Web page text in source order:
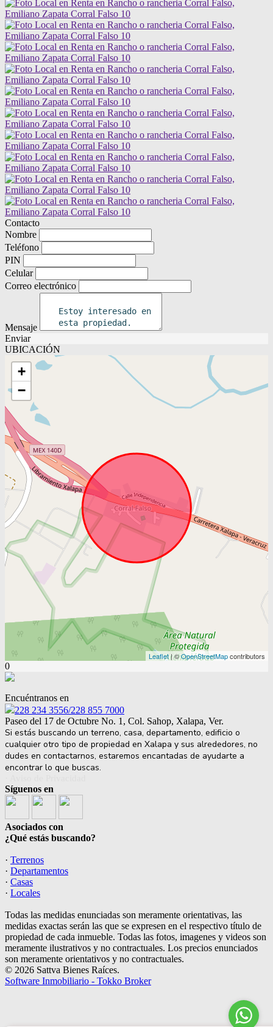
Contacto
Nombre
Teléfono
PIN
Celular
Correo electrónico
Mensaje
Enviar
UBICACIÓN
+
−
Leaflet| ©OpenStreetMapcontributors
0
Encuéntranos en
228 234 3556/228 855 7000
Paseo del 17 de Octubre No. 1, Col. Sahop, Xalapa, Ver.
Si estás buscando un terreno, casa, departamento, edificio o
cualquier otro tipo de propiedad en Xalapa y sus alrededores, no
dudes en contactarnos, estaremos encantadas de ayudarte a
encontrar lo que buscas.
Síguenos en
Asociados con
¿Qué estás buscando?
· Terrenos
· Departamentos
· Casas
· Locales
Todas las medidas enunciadas son meramente orientativas, las
medidas exactas serán las que se expresen en el respectivo título de
propiedad de cada inmueble. Todas las fotos, imagenes y videos son
meramente ilustrativos y no contractuales. Los precios enunciados
son meramente orientativos y no contractuales.
© 2026 Sattva Bienes Raíces.
Software Inmobiliario - Tokko Broker